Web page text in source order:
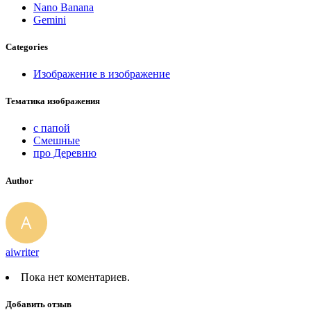
Nano Banana
Gemini
Categories
Изображение в изображение
Тематика изображения
с папой
Смешные
про Деревню
Author
aiwriter
Пока нет коментариев.
Добавить отзыв